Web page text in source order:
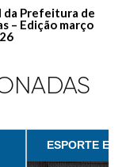
da Prefeitura de
– Edição março
ESPORTE E